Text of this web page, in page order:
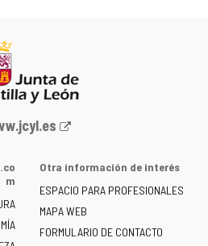
m
Otra información de interés
ESPACIO PARA PROFESIONALES
MAPA WEB
FORMULARIO DE CONTACTO